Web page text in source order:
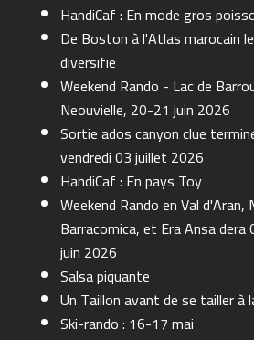
HandiCaf : En mode gros
De Boston à l'Atlas marocain
diversifie
Weekend Rando - Lac de
Neouvielle, 20-21 juin 2026
Sortie ados canyon clue
vendredi 03 juillet 2026
HandiCaf : En pays Toy
Weekend Rando en Val
Barracomica, et Era Ansa dera
juin 2026
Salsa piquante
Un Taillon avant de se tailler à
Ski-rando : 16-17 mai